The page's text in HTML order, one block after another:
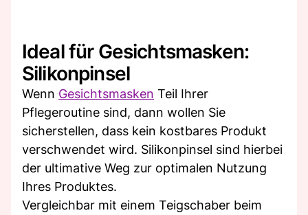
Ideal für Gesichtsmasken:
Silikonpinsel
Wenn Gesichtsmasken Teil Ihrer
Pflegeroutine sind, dann wollen Sie
sicherstellen, dass kein kostbares Produkt
verschwendet wird. Silikonpinsel sind hierbei
der ultimative Weg zur optimalen Nutzung
Ihres Produktes.
Vergleichbar mit einem Teigschaber beim